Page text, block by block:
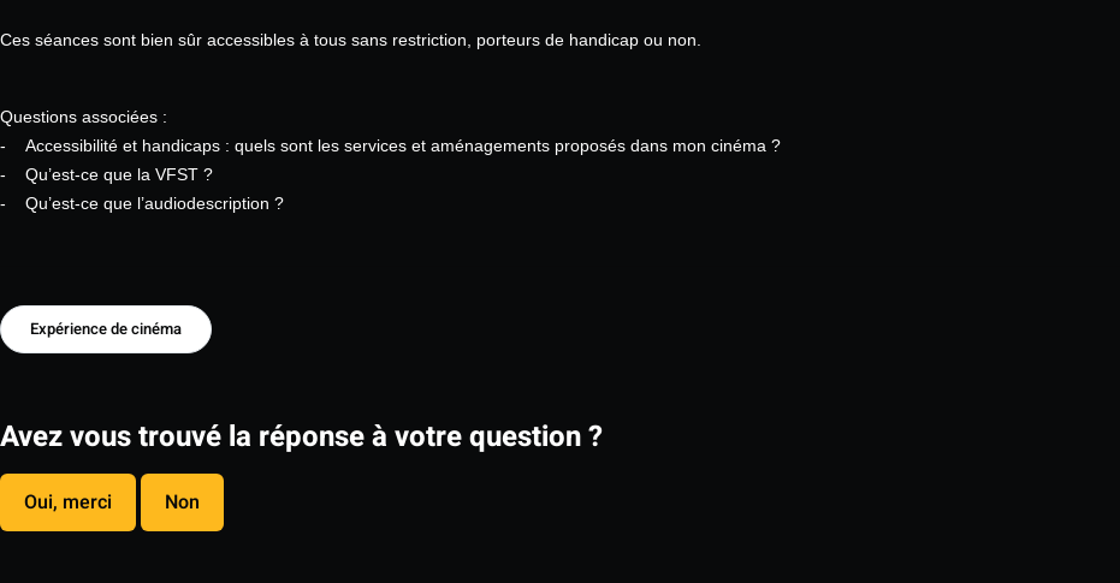
Ces séances sont bien sûr accessibles à tous sans restriction, porteurs de handicap ou non.
Questions associées :
- Accessibilité et handicaps : quels sont les services et aménagements proposés dans mon cinéma ?
- Qu’est-ce que la VFST ?
- Qu’est-ce que l’audiodescription ?
Expérience de cinéma
Avez vous trouvé la réponse à votre question ?
Oui, merci Non